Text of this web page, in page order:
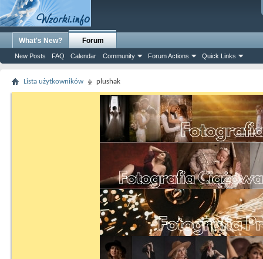
What's New? Forum
New Posts FAQ Calendar Community Forum Actions Quick Links
Lista użytkowników plushak